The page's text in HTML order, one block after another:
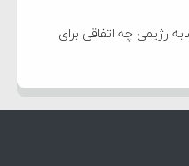
رژیمی چه اتفاقی برای